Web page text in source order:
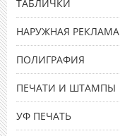
ТАБЛИЧКИ
НАРУЖНАЯ РЕКЛАМА
ПОЛИГРАФИЯ
ПЕЧАТИ И ШТАМПЫ
УФ ПЕЧАТЬ